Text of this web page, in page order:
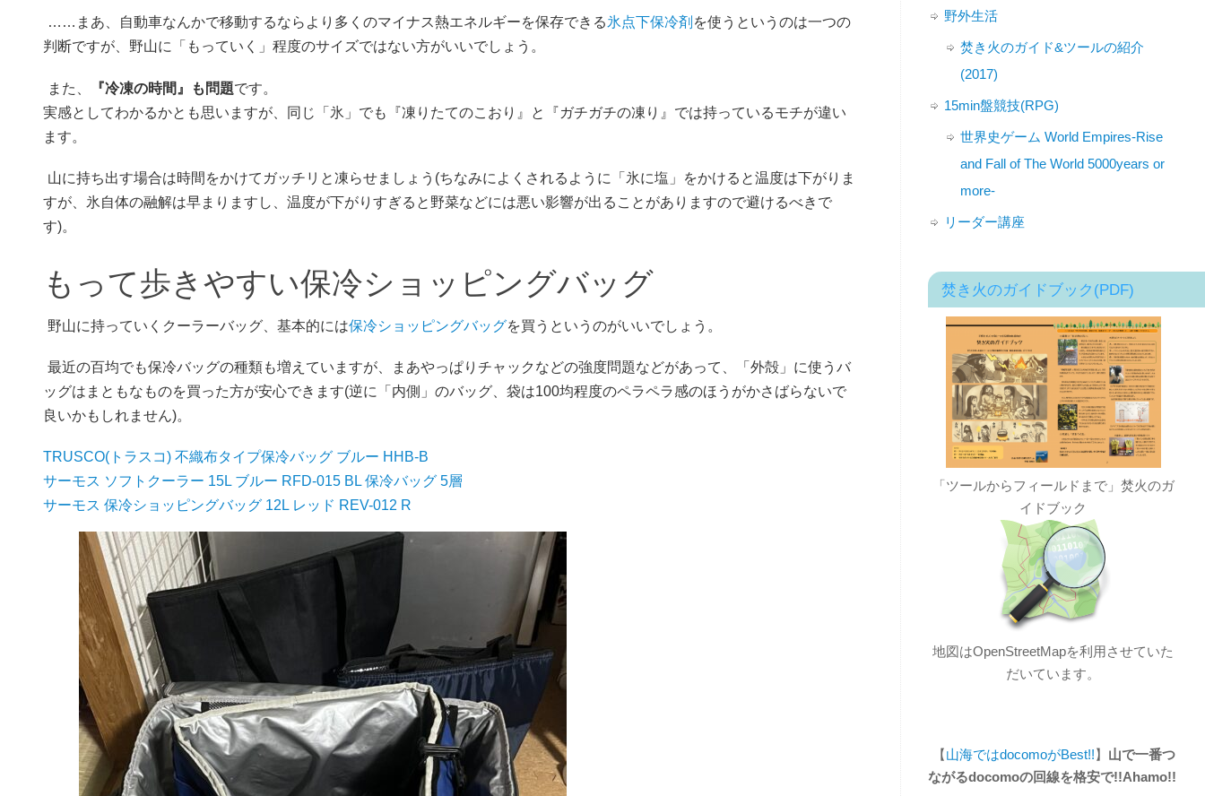
……まあ、自動車なんかで移動するならより多くのマイナス熱エネルギーを保存できる氷点下保冷剤 を使うというのは一つの
判断ですが、野山に「もっていく」程度のサイズではない方がいいでしょう。
また、 『冷凍の時間』も問題です。
実感としてわかるかとも思いますが、同じ「氷」でも『凍りたてのこおり』と『ガチガチの凍り』では持っているモチが違い
ます。
山に持ち出す場合は時間をかけてガッチリと凍らせましょう(ちなみによくされるように「氷に塩」をかけると温度は下がりま
すが、氷自体の融解は早まりますし、温度が下がりすぎると野菜などには悪い影響が出ることがありますので避けるべきで
す)。
もって歩きやすい保冷ショッピングバッグ
野山に持っていくクーラーバッグ、基本的には保冷ショッピングバッグを買うというのがいいでしょう。
最近の百均でも保冷バッグの種類も増えていますが、まあやっぱりチャックなどの強度問題などがあって、「外殻」に使うバ
ッグはまともなものを買った方が安心できます(逆に「内側」のバッグ、袋は100均程度のペラペラ感のほうがかさばらないで
良いかもしれません)。
TRUSCO(トラスコ) 不織布タイプ保冷バッグ ブルー HHB-B
サーモス ソフトクーラー 15L ブルー RFD-015 BL 保冷バッグ 5層
サーモス 保冷ショッピングバッグ 12L レッド REV-012 R
野外生活
焚き火のガイド&ツールの紹介
(2017)
15min盤競技(RPG)
世界史ゲーム World Empires-Rise
and Fall of The World 5000years or
more-
リーダー講座
焚き火のガイドブック(PDF)
「ツールからフィールドまで」焚火のガ
イドブック
地図はOpenStreetMapを利用させていた
だいています。
【山海ではdocomoがBest!!】 山で一番つ
ながるdocomoの回線を格安で!!Ahamo!!